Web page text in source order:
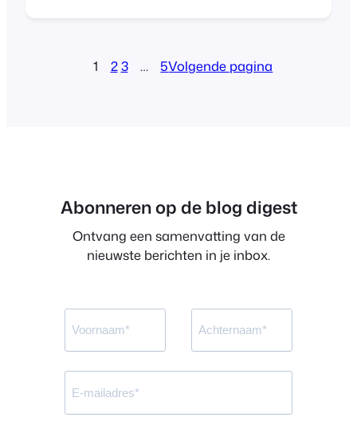
WordPress block called the FooEvents
Event Listing Block. It has been a massive
1 23 … 5Volgende pagina
Abonneren op de blog digest
Ontvang een samenvatting van de
nieuwste berichten in je inbox.